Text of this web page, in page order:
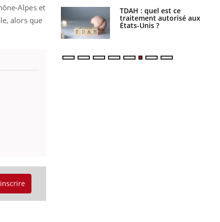
Alpes et
alors que
alimentaires :
arme contre
sévères
TDAH : quel est ce
traitement autorisé aux
États-Unis ?